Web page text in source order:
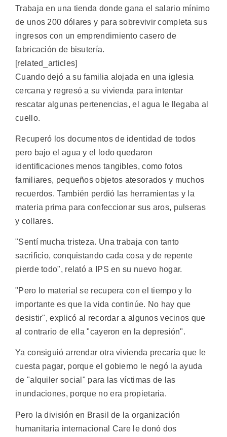
Trabaja en una tienda donde gana el salario mínimo
de unos 200 dólares y para sobrevivir completa sus
ingresos con un emprendimiento casero de
fabricación de bisutería.
[related_articles]
Cuando dejó a su familia alojada en una iglesia
cercana y regresó a su vivienda para intentar
rescatar algunas pertenencias, el agua le llegaba al
cuello.
Recuperó los documentos de identidad de todos
pero bajo el agua y el lodo quedaron
identificaciones menos tangibles, como fotos
familiares, pequeños objetos atesorados y muchos
recuerdos. También perdió las herramientas y la
materia prima para confeccionar sus aros, pulseras
y collares.
"Sentí mucha tristeza. Una trabaja con tanto
sacrificio, conquistando cada cosa y de repente
pierde todo", relató a IPS en su nuevo hogar.
"Pero lo material se recupera con el tiempo y lo
importante es que la vida continúe. No hay que
desistir", explicó al recordar a algunos vecinos que
al contrario de ella "cayeron en la depresión".
Ya consiguió arrendar otra vivienda precaria que le
cuesta pagar, porque el gobierno le negó la ayuda
de "alquiler social" para las víctimas de las
inundaciones, porque no era propietaria.
Pero la división en Brasil de la organización
humanitaria internacional Care le donó dos